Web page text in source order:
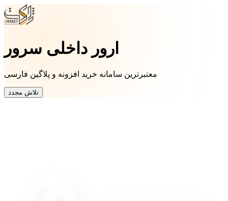
ارور داخلی سرور
معتبرترین سامانه خرید افزونه و پلاگین فارسی
تلاش مجدد